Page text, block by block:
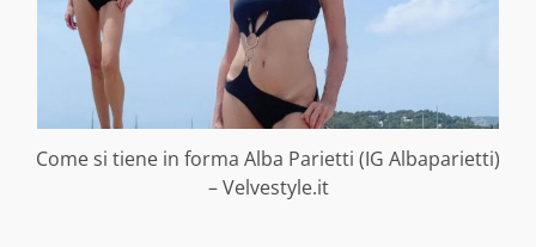
Come si tiene in forma Alba Parietti (IG Albaparietti)
– Velvestyle.it